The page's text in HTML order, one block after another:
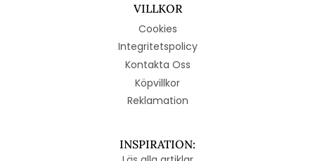
VILLKOR
Cookies
Integritetspolicy
Kontakta Oss
Köpvillkor
Reklamation
INSPIRATION: